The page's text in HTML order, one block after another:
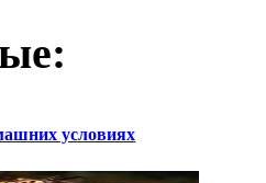
условиях